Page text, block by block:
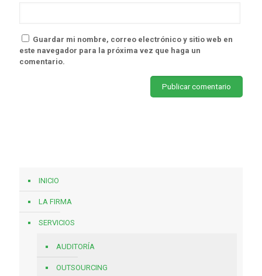
Guardar mi nombre, correo electrónico y sitio web en
este navegador para la próxima vez que haga un
comentario.
INICIO
LA FIRMA
SERVICIOS
AUDITORÍA
OUTSOURCING